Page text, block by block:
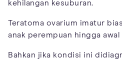
kehilangan kesuburan.
Teratoma ovarium imatur
anak perempuan hingga awal
Bahkan jika kondisi ini